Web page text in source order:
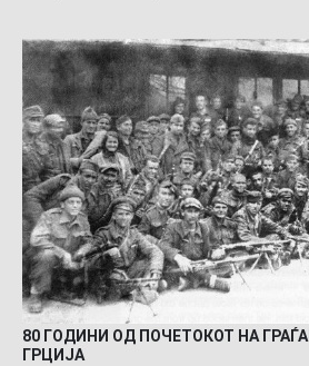
80 ГОДИНИ ОД ПОЧЕТОКОТ НА
ГРЦИЈА